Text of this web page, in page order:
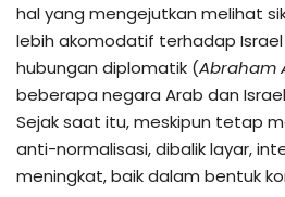
hal yang mengejutkan melihat
lebih akomodatif terhadap
hubungan diplomatik (Abraham
beberapa negara Arab dan
Sejak saat itu, meskipun tetap
anti-normalisasi, dibalik layar,
meningkat, baik dalam bentuk